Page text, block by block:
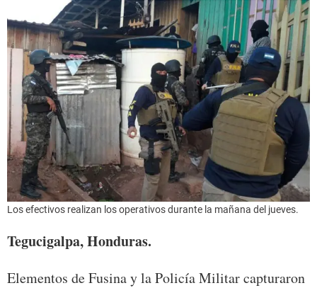
Los efectivos realizan los operativos durante la mañana del jueves.
Tegucigalpa, Honduras.
Elementos de Fusina y la Policía Militar capturaron